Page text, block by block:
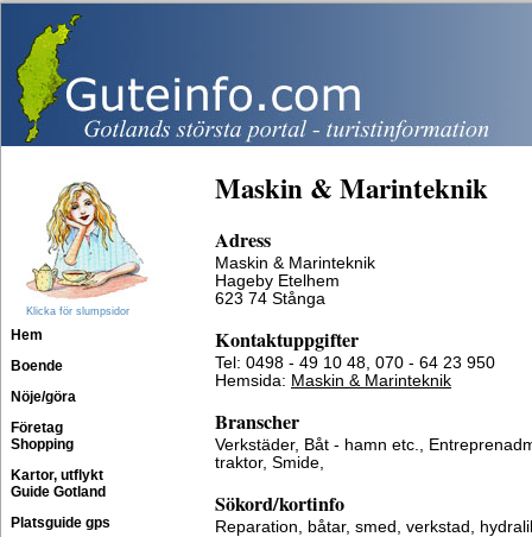
Klicka för slumpsidor
Hem
Boende
Nöje/göra
Företag
Shopping
Kartor, utflykt
Guide Gotland
Platsguide gps
Maskin & Marinteknik
Adress
Maskin & Marinteknik
Hageby Etelhem
623 74 Stånga
Kontaktuppgifter
Tel: 0498 - 49 10 48, 070 - 64 23 950
Hemsida: Maskin & Marinteknik
Branscher
Verkstäder, Båt - hamn etc.,
traktor, Smide,
Sökord/kortinfo
Reparation, båtar, smed, verkstad,